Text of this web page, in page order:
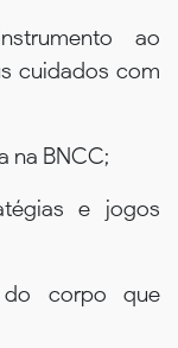
ao
cuidados com
na BNCC;
e jogos
do corpo que